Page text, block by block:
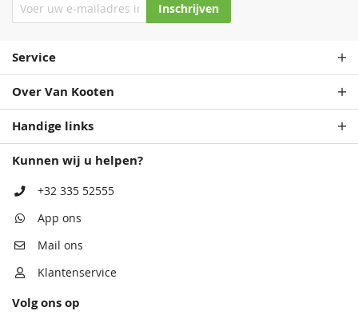
Inschrijven
Service
Over Van Kooten
Handige links
Kunnen wij u helpen?
+32 335 52555
App ons
Mail ons
Klantenservice
Volg ons op